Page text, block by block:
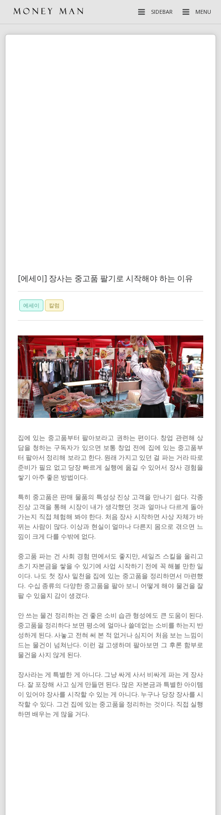
MENU
SIDEBAR
[에세이] 장사는 중고품 팔기로 시작해야 하는 이유
에세이 칼럼
집에 있는 중고품부터 팔아보라고 권하는 편이다. 창업 관련해 상
담을 청하는 구독자가 있으면 보통 창업 전에 집에 있는 중고품부
터 팔아서 정리해 보라고 한다. 원래 가지고 있던 걸 파는 거라 따로
준비가 필요 없고 당장 빠르게 실행에 옮길 수 있어서 장사 경험을
쌓기 아주 좋은 방법이다.
특히 중고품은 판매 물품의 특성상 진상 고객을 만나기 쉽다. 각종
진상 고객을 통해 시장이 내가 생각했던 것과 얼마나 다르게 돌아
가는지 직접 체험해 봐야 한다. 처음 장사 시작하면 사상 자체가 바
뀌는 사람이 많다. 이상과 현실이 얼마나 다른지 몸으로 겪으면 느
낌이 크게 다를 수밖에 없다.
중고품 파는 건 사회 경험 면에서도 좋지만, 세일즈 스킬을 올리고
초기 자본금을 쌓을 수 있기에 사업 시작하기 전에 꼭 해볼 만한 일
이다. 나도 첫 장사 밑천을 집에 있는 중고품을 정리하면서 마련했
다. 수십 종류의 다양한 중고품을 팔아 보니 어떻게 해야 물건을 잘
팔 수 있을지 감이 생겼다.
안 쓰는 물건 정리하는 건 좋은 소비 습관 형성에도 큰 도움이 된다.
중고품을 정리하다 보면 평소에 얼마나 쓸데없는 소비를 하는지 반
성하게 된다. 사놓고 전혀 써 본 적 없거나 심지어 처음 보는 느낌이
드는 물건이 넘쳐난다. 이런 걸 고생하며 팔아보면 그 후론 함부로
물건을 사지 않게 된다.
장사라는 게 특별한 게 아니다. 그냥 싸게 사서 비싸게 파는 게 장사
다. 잘 포장해 사고 싶게 만들면 된다. 많은 자본금과 특별한 아이템
이 있어야 장사를 시작할 수 있는 게 아니다. 누구나 당장 장사를 시
작할 수 있다. 그건 집에 있는 중고품을 정리하는 것이다. 직접 실행
하면 배우는 게 많을 거다.